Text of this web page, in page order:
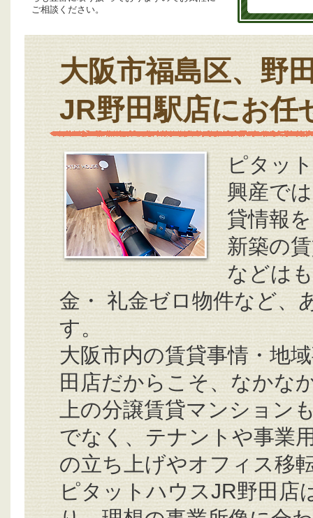
ご相談ください。
大阪市福島区、野
JR野田駅店にお任
ピタッ
興産で
貸情報
新築の
などは
金・ 礼金ゼロ物件など、
す。
大阪市内の賃貸事情・地
田店だからこそ、なかな
上の分譲賃貸マンション
でなく、テナントや事業
の立ち上げやオフィス移
ピタットハウスJR野田店